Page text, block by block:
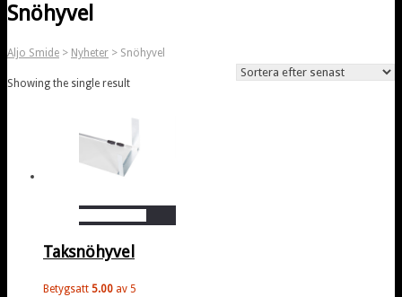
Snöhyvel
Aljo Smide > Nyheter > Snöhyvel
Showing the single result
Taksnöhyvel
Betygsatt 5.00 av 5